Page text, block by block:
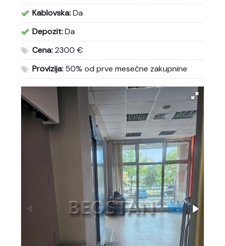
Kablovska:Da
Depozit:Da
Cena:2300 €
Provizija: 50% od prve mesečne zakupnine